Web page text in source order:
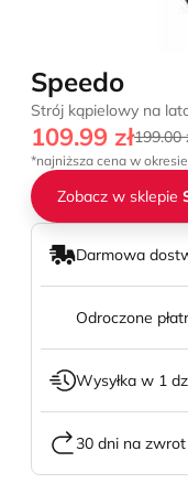
Speedo
Strój kąpielowy na
109.99 zł199.00
*najniższa cena w
Zobacz w sklepie
Darmowa
Odroczone
Wysyłka w 1
30 dni na zwrot